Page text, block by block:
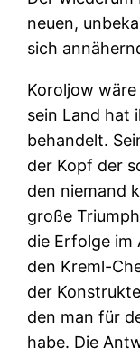
neuen,
sich
Koroljow
sein Land hat
behandelt.
der Kopf der
den niemand
große
die Erfolge
den Kreml-
der
den man für
habe. Die